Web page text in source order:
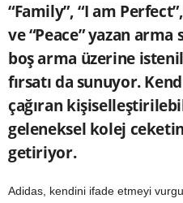
“Family”, “I am
ve “Peace” yazan arma
boş arma üzerine
fırsatı da sunuyor.
çağıran
geleneksel kolej
getiriyor.
Adidas, kendini ifade etmeyi